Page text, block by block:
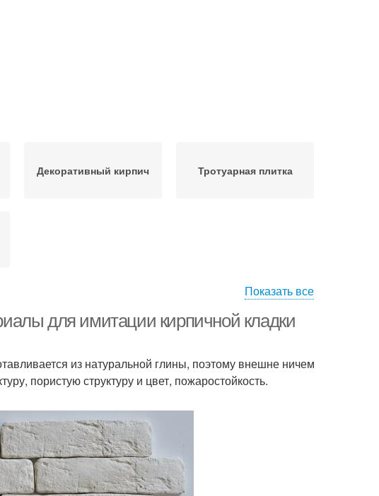
Декоративный кирпич Тротуарная плитка
Показать все
для имитации кирпичной кладки
из натуральной глины, поэтому внешне ничем
пористую структуру и цвет, пожаростойкость.